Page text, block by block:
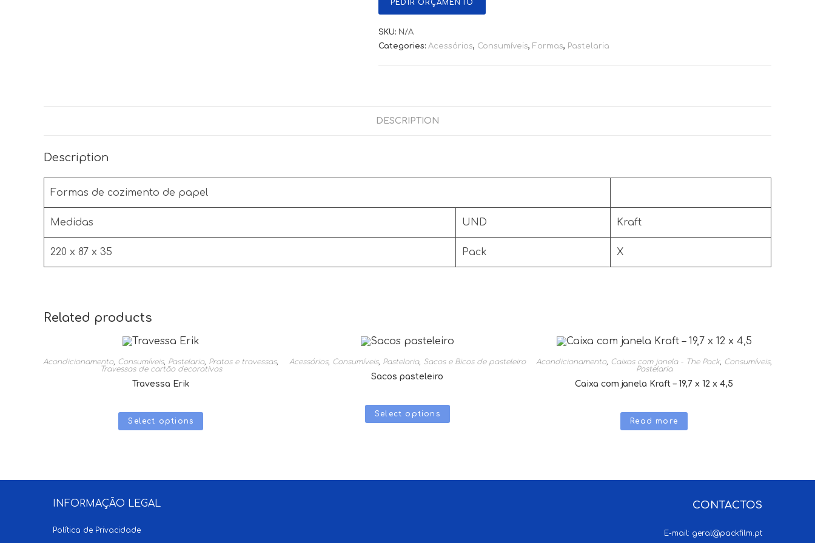
PEDIR ORÇAMENTO
SKU: N/A
Categories: Acessórios, Consumíveis, Formas, Pastelaria
DESCRIPTION
Description
Formas de cozimento de papel
Medidas UND Kraft
220 x 87 x 35 Pack X
Related products
Acondicionamento, Consumíveis, Pastelaria, Pratos e travessas,
Travessas de cartão decorativas
Travessa Erik
Select options
Acessórios, Consumíveis, Pastelaria, Sacos e Bicos de pasteleiro
Sacos pasteleiro
Select options
Acondicionamento, Caixas com janela - The Pack, Consumíveis,
Pastelaria
Caixa com janela Kraft – 19,7 x 12 x 4,5
Read more
INFORMAÇÃO LEGAL
Política de Privacidade
CONTACTOS
E-mail: geral@packfilm.pt